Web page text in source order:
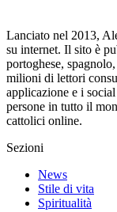
Lanciato nel 2013,
su internet. Il sito è
portoghese,
milioni di lettori
applicazione e i
persone in tutto il
cattolici online.
Sezioni
News
Stile di vita
Spiritualità